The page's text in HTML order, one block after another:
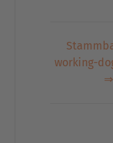
working-
⇒